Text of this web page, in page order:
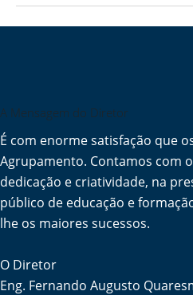
A Mensagem do Diretor
É com enorme satisfação que
Agrupamento. Contamos com
dedicação e criatividade, na
público de educação e
lhe os maiores sucessos.
O Diretor
Eng. Fernando Augusto